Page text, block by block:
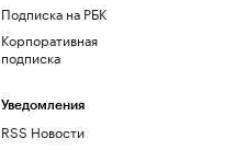
Подписка на РБК
Корпоративная
подписка
Уведомления
RSS Новости